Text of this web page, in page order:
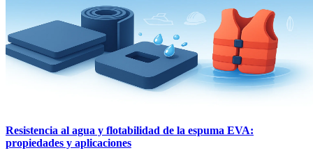
Resistencia al agua y flotabilidad de la espuma EVA:
propiedades y aplicaciones